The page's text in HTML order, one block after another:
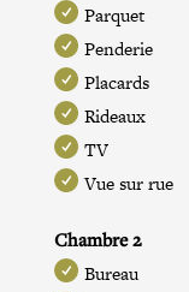
Parquet
Penderie
Placards
Rideaux
TV
Vue sur rue
Chambre 2
Bureau